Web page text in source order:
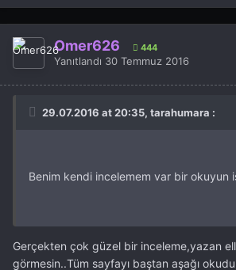
Ömer626 444
Yanıtlandı 30 Temmuz 2016
29.07.2016 at 20:35, tarahumara :
Benim kendi incelemem var bir okuyun
Gerçekten çok güzel bir inceleme,yazan
görmesin..Tüm sayfayı baştan aşağı